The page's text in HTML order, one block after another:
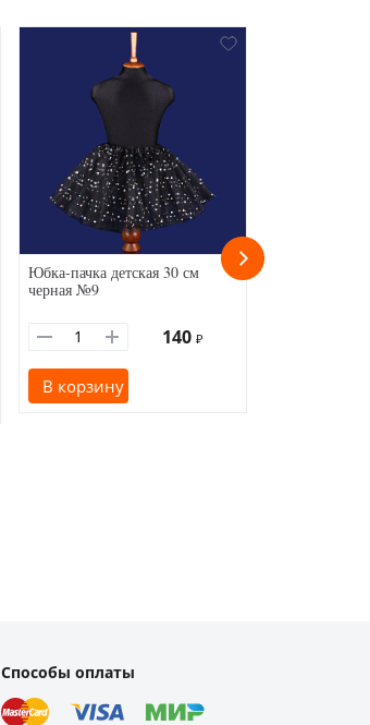
Юбка-пачка детская 30 см
черная №9
140 ₽
В корзину
Способы оплаты